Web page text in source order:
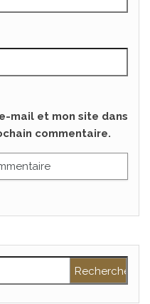
mail et mon site dans
commentaire.